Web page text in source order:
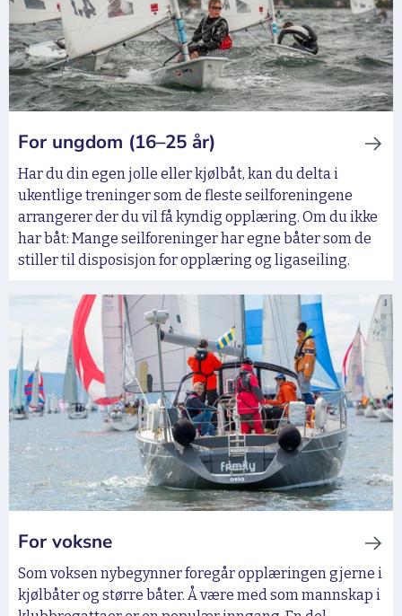
For ungdom (16–25 år)
Har du din egen jolle eller kjølbåt, kan du delta i
ukentlige treninger som de fleste seilforeningene
arrangerer der du vil få kyndig opplæring. Om du ikke
har båt: Mange seilforeninger har egne båter som de
stiller til disposisjon for opplæring og ligaseiling.
For voksne
Som voksen nybegynner foregår opplæringen gjerne i
kjølbåter og større båter. Å være med som mannskap i